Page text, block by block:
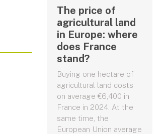
The price of
agricultural land
in Europe: where
does France
stand?
Buying one hectare of
agricultural land costs
on average €6,400 in
France in 2024. At the
same time, the
European Union average